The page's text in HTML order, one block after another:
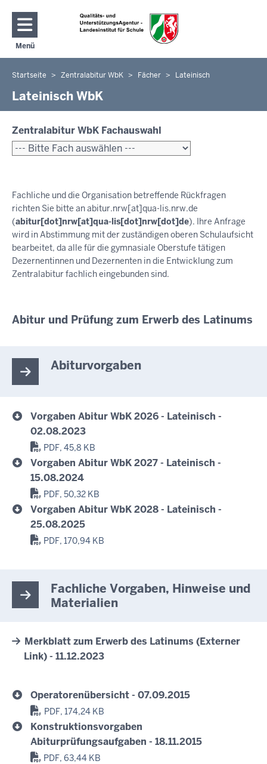
Direkt zum Inhalt
Menü
Navigation aktivieren/deaktivieren: Hauptmenü
Sie
befinden
Startseite Zentralabitur WbK Fächer Lateinisch
Lateinisch WbK
Zentralabitur WbK Fachauswahl
Fachliche und die Organisation betreffende Rückfragen
richten Sie bitte anabitur.nrw[at]qua-lis.nrw.de
(abitur[dot]nrw[at]qua-lis[dot]nrw[dot]de). Ihre Anfrage
wird in Abstimmung mit der zuständigen oberen Schulaufsicht
bearbeitet, da alle für die gymnasiale Oberstufe tätigen
Dezernentinnen und Dezernenten in die Entwicklung zum
Zentralabitur fachlich eingebunden sind.
Abitur und Prüfung zum Erwerb des Latinums
Abiturvorgaben
Vorgaben Abitur WbK 2026 - Lateinisch -
02.08.2023
PDF, 45,8 KB
Vorgaben Abitur WbK 2027 - Lateinisch -
15.08.2024
PDF, 50,32 KB
Vorgaben Abitur WbK 2028 - Lateinisch -
25.08.2025
PDF, 170,94 KB
Fachliche Vorgaben, Hinweise und
Materialien
Merkblatt zum Erwerb des Latinums (Externer
Link) - 11.12.2023
Operatorenübersicht - 07.09.2015
PDF, 174,24 KB
Konstruktionsvorgaben
Abiturprüfungsaufgaben - 18.11.2015
PDF, 63,44 KB